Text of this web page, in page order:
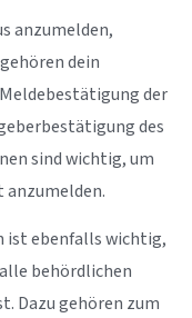
anzumelden,
dein
der
des
sind wichtig, um
anzumelden.
ist ebenfalls wichtig,
behördlichen
Dazu gehören zum